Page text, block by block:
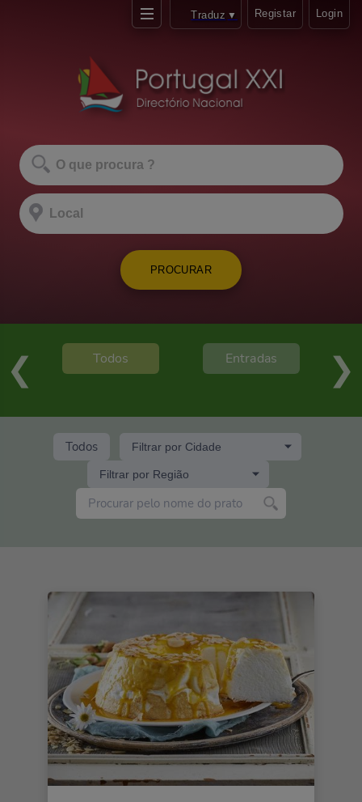
Traduz ▼ Registar Login
PROCURAR
Todos Entradas
Todos Filtrar por Cidade
Filtrar por Região